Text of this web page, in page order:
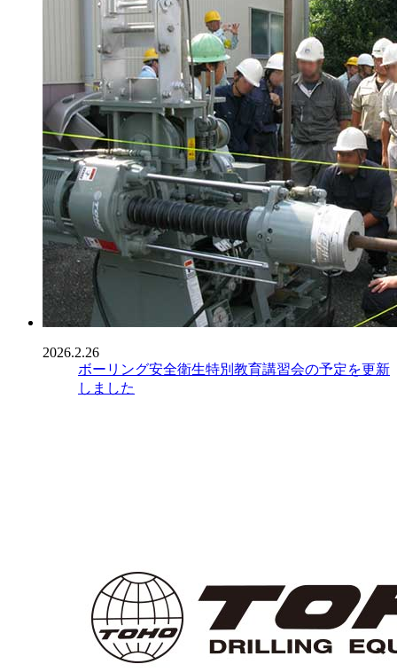
2026.2.26
ボーリング安全衛生特別教育講習会の予定を更新
しました